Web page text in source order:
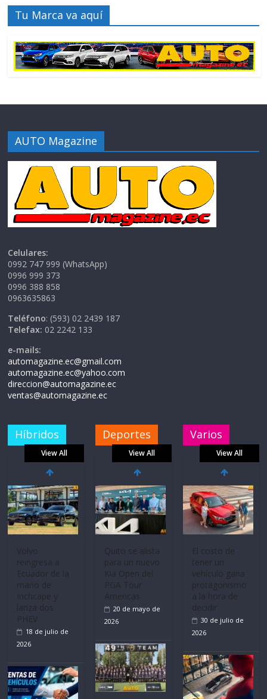
Tu Marca va aquí
AUTO Magazine
Celulares:
0992 747 999 (WhatsApp)
0996 999 373
0996 388 858
0963635863
Teléfono: (593) 02 2439 187
Telefax: 02 2242 133
e-mails:
automagazine.ec@gmail.com
automagazine.ec@yahoo.com
direccion@automagazine.ec
ventas@automagazine.ec
Híbridos
View All
Volvo
reingresa a
Ecuador de la
mano de
Inchcape y
lanza dos
PHEV
18 de julio de
2026
Deportes
View All
Quito se alista
para un nuevo
Kia Open del
PGA Tour
Americas
20 de mayo de
2026
Varios
View All
El costo de
tener un
vehículo gana
protagonismo
a la hora de
decidir
30 de julio de
2026